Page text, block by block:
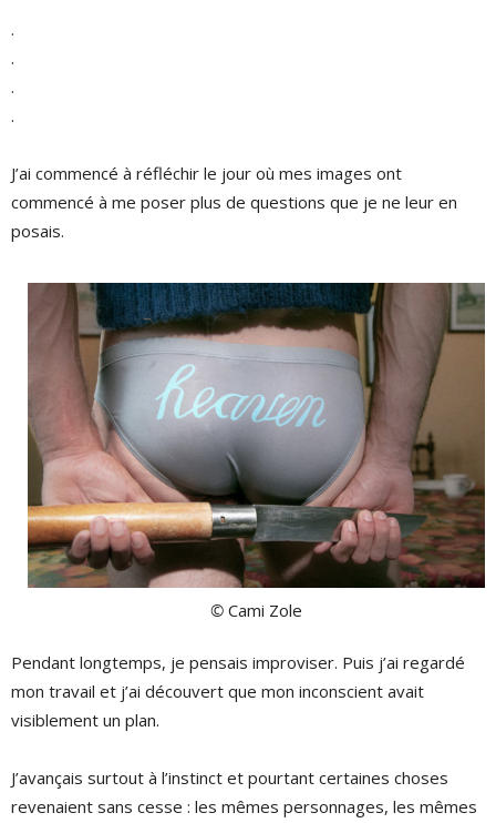
.
.
.
.
J’ai commencé à réfléchir le jour où mes images ont
commencé à me poser plus de questions que je ne leur en
posais.
© Cami Zole
Pendant longtemps, je pensais improviser. Puis j’ai regardé
mon travail et j’ai découvert que mon inconscient avait
visiblement un plan.
J’avançais surtout à l’instinct et pourtant certaines choses
revenaient sans cesse : les mêmes personnages, les mêmes